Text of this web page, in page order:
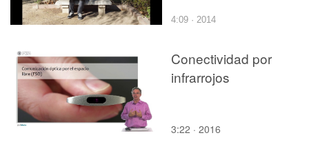
4:09 · 2014
Conectividad por
infrarrojos
3:22 · 2016